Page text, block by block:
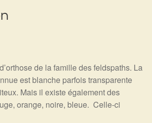
de la famille des feldspaths. La
est blanche parfois transparente
Mais il existe également des
orange, noire, bleue. Celle-ci